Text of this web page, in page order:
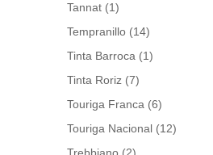
Tannat (1)
Tempranillo (14)
Tinta Barroca (1)
Tinta Roriz (7)
Touriga Franca (6)
Touriga Nacional (12)